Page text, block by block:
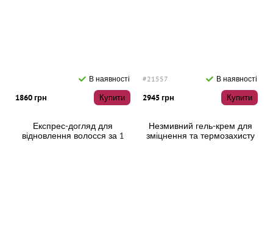
В наявності
1860 грн Купити
Експрес-догляд для
відновлення волосся за 1
#21557 В наявності
2945 грн Купити
Незмивний гель-крем для
зміцнення та термозахисту